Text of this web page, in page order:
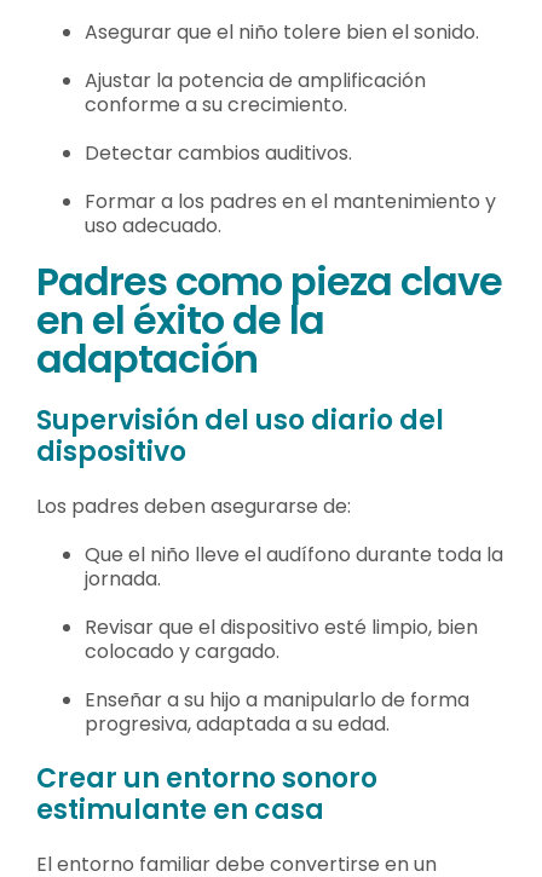
Asegurar que el niño tolere bien el sonido.
Ajustar la potencia de amplificación
conforme a su crecimiento.
Detectar cambios auditivos.
Formar a los padres en el mantenimiento y
uso adecuado.
Padres como pieza clave
en el éxito de la
adaptación
Supervisión del uso diario del
dispositivo
Los padres deben asegurarse de:
Que el niño lleve el audífono durante toda la
jornada.
Revisar que el dispositivo esté limpio, bien
colocado y cargado.
Enseñar a su hijo a manipularlo de forma
progresiva, adaptada a su edad.
Crear un entorno sonoro
estimulante en casa
El entorno familiar debe convertirse en un